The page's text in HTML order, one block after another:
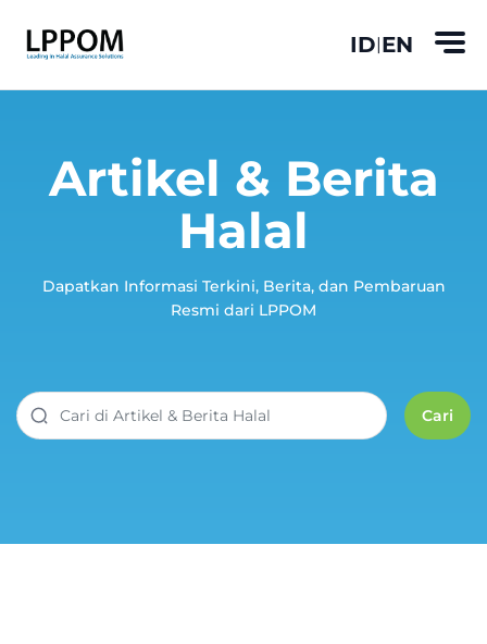
ID|EN
Artikel & Berita
Halal
Dapatkan Informasi Terkini, Berita, dan Pembaruan
Resmi dari LPPOM
Cari